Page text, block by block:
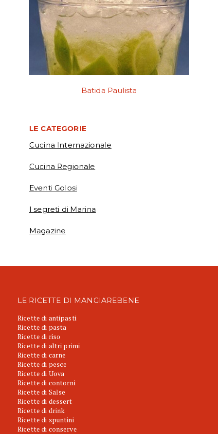
Batida Paulista
LE CATEGORIE
Cucina Internazionale
Cucina Regionale
Eventi Golosi
I segreti di Marina
Magazine
LE RICETTE DI MANGIAREBENE
Ricette di antipasti
Ricette di pasta
Ricette di riso
Ricette di altri primi
Ricette di carne
Ricette di pesce
Ricette di Uova
Ricette di contorni
Ricette di Salse
Ricette di dessert
Ricette di drink
Ricette di spuntini
Ricette di conserve